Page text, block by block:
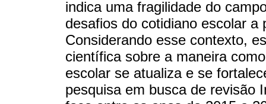
indica uma fragilidade do
desafios do cotidiano escolar
Considerando esse contexto,
científica sobre a maneira
escolar se atualiza e se
pesquisa em busca de revisão